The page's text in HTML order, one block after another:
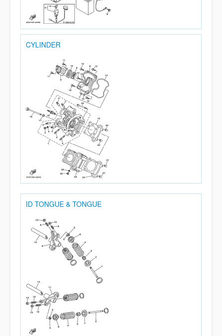
CYLINDER
ID TONGUE & TONGUE